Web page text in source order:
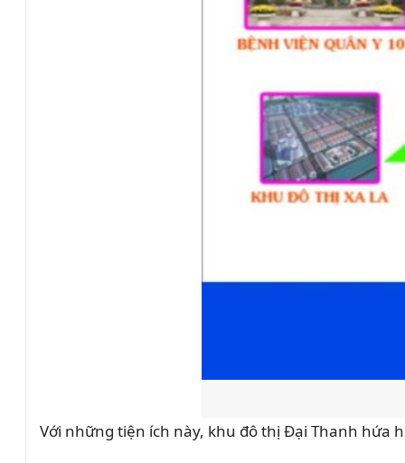
Với những tiện ích này, khu đô thị Đại Thanh hứa